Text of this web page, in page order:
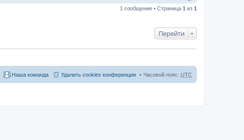
1 сообщение • Страница 1 из 1
Перейти
Часовой пояс: UTC
Удалить cookies конференции
Наша команда